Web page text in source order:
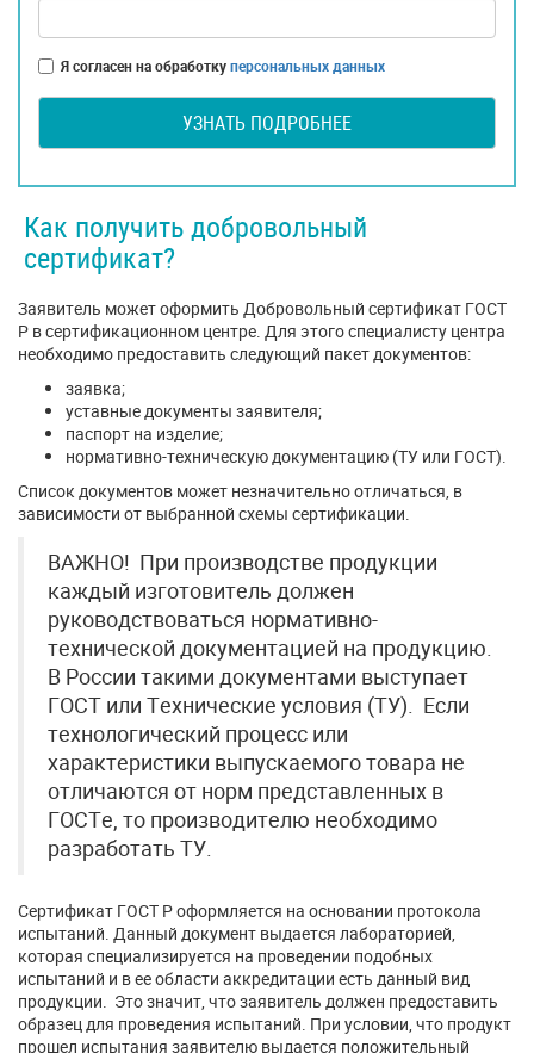
Я согласен на обработкуперсональных данных
УЗНАТЬ ПОДРОБНЕЕ
Как получить добровольный
сертификат?
Заявитель может оформить Добровольный сертификат ГОСТ
Р в сертификационном центре. Для этого специалисту центра
необходимо предоставить следующий пакет документов:
заявка;
уставные документы заявителя;
паспорт на изделие;
нормативно-техническую документацию (ТУ или ГОСТ).
Список документов может незначительно отличаться, в
зависимости от выбранной схемы сертификации.
ВАЖНО! При производстве продукции
каждый изготовитель должен
руководствоваться нормативно-
технической документацией на продукцию.
В России такими документами выступает
ГОСТ или Технические условия (ТУ). Если
технологический процесс или
характеристики выпускаемого товара не
отличаются от норм представленных в
ГОСТе, то производителю необходимо
разработать ТУ.
Сертификат ГОСТ Р оформляется на основании протокола
испытаний. Данный документ выдается лабораторией,
которая специализируется на проведении подобных
испытаний и в ее области аккредитации есть данный вид
продукции. Это значит, что заявитель должен предоставить
образец для проведения испытаний. При условии, что продукт
прошел испытания заявителю выдается положительный